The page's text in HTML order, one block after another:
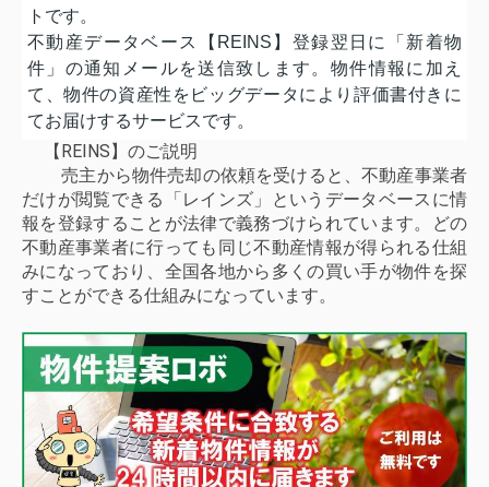
トです。
不動産データベース【REINS】登録翌日に「新着物
件」の通知メールを送信致します。物件情報に加え
て、物件の資産性をビッグデータにより評価書付きに
てお届けするサービスです。
【REINS】のご説明
売主から物件売却の依頼を受けると、不動産事業者
だけが閲覧できる「レインズ」というデータベースに情
報を登録することが法律で義務づけられています。どの
不動産事業者に行っても同じ不動産情報が得られる仕組
みになっており、全国各地から多くの買い手が物件を探
すことができる仕組みになっています。